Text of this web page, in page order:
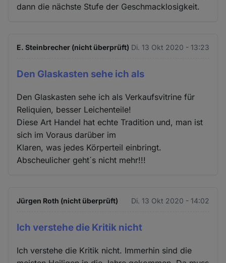
dann die nächste Stufe der Geschmacklosigkeit.
E. Steinbrecher (nicht überprüft) Di. 13 Okt 2020 - 13:23
Den Glaskasten sehe ich als
Den Glaskasten sehe ich als Verkaufsvitrine für
Reliquien, besser Leichenteile!
Diese Art Handel hat echte Tradition und, man ist
sich im Voraus darüber im
Klaren, was jedes Körperteil einbringt.
Abscheulicher geht´s nicht mehr!!!
Jürgen Roth (nicht überprüft) Di. 13 Okt 2020 - 14:02
Ich verstehe die Kritik nicht
Ich verstehe die Kritik nicht. Immerhin sind die